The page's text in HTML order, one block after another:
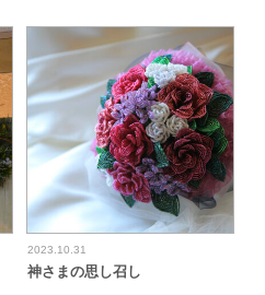
2023.10.31
神さまの思し召し